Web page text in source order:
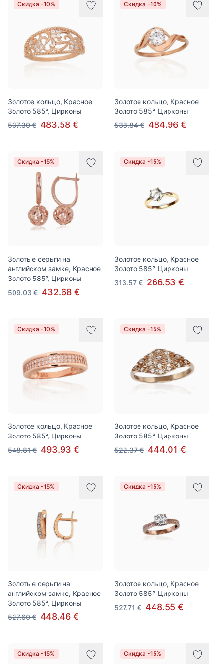
Скидка -10%
Золотое кольцо, Красное
Золото 585°, Цирконы
537.30 € 483.58 €
Скидка -10%
Золотое кольцо, Красное
Золото 585°, Цирконы
538.84 € 484.96 €
Скидка -15%
Золотые серьги на
английском замке, Красное
Золото 585°, Цирконы
509.03 € 432.68 €
Скидка -15%
Золотое кольцо, Красное
Золото 585°, Цирконы
313.57 € 266.53 €
Скидка -10%
Золотое кольцо, Красное
Золото 585°, Цирконы
548.81 € 493.93 €
Скидка -15%
Золотое кольцо, Красное
Золото 585°, Цирконы
522.37 € 444.01 €
Скидка -15%
Золотые серьги на
английском замке, Красное
Золото 585°, Цирконы
527.60 € 448.46 €
Скидка -15%
Золотое кольцо, Красное
Золото 585°, Цирконы
527.71 € 448.55 €
Скидка -15% Скидка -15%